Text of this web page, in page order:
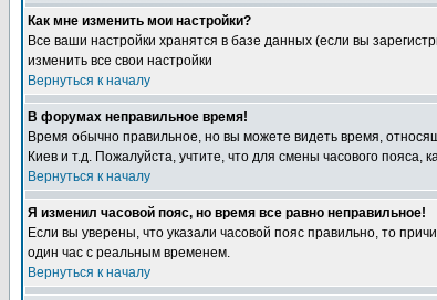
Как мне изменить мои настройки?
Все ваши настройки хранятся в базе данных (если вы
изменить все свои настройки
Вернуться к началу
В форумах неправильное время!
Время обычно правильное, но вы можете видеть время,
Киев и т.д. Пожалуйста, учтите, что для смены часового
Вернуться к началу
Я изменил часовой пояс, но время все равно неправильное!
Если вы уверены, что указали часовой пояс правильно, то
один час с реальным временем.
Вернуться к началу